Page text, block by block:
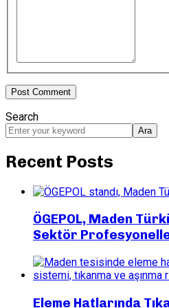
Search
Ara
Recent Posts
ÖGEPOL, Maden
Sektör
Eleme Hatlarında